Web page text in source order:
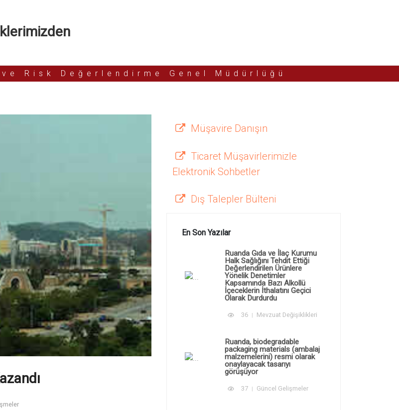
Risk Değerlendirme Genel Müdürlüğü
Müşavire Danışın
Ticaret Müşavirlerimizle
Elektronik Sohbetler
Dış Talepler Bülteni
En Son Yazılar
Ruanda Gıda ve İlaç Kurumu
Halk Sağlığını Tehdit Ettiği
Değerlendirilen Ürünlere
Yönelik Denetimler
Kapsamında Bazı Alkollü
İçeceklerin İthalatını Geçici
Olarak Durdurdu
36 Mevzuat Değişiklikleri
Ruanda, biodegradable
packaging materials (ambalaj
malzemelerini) resmi olarak
onaylayacak tasarıyı
görüşüyor
37 Güncel Gelişmeler